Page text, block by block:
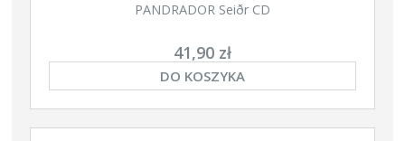
PANDRADOR Seiðr CD
41,90 zł
DO KOSZYKA